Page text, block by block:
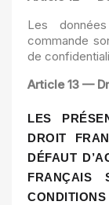
Les
commande
de
Article 13 —
LES
DROIT
DÉFAUT
FRANÇAIS